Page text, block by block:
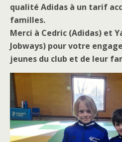
qualité Adidas à un tarif
familles.
Merci à Cedric (Adidas) et
Jobways) pour votre
jeunes du club et de leur